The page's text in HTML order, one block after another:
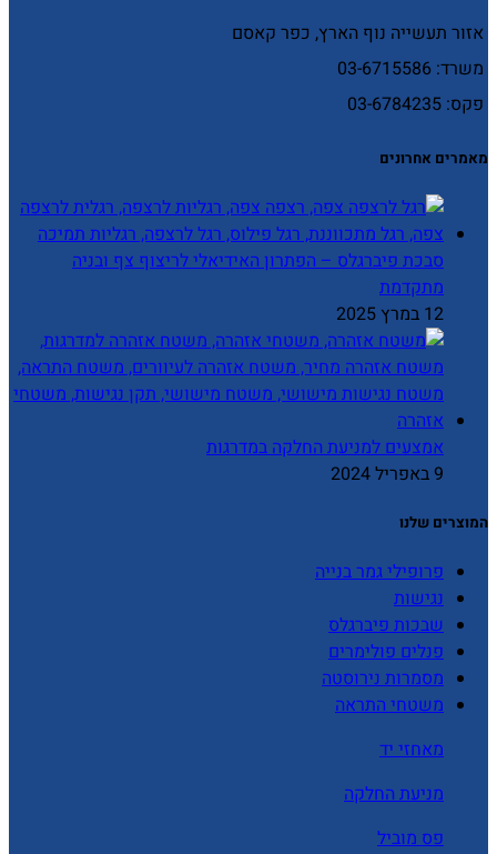
אזור תעשייה נוף הארץ, כפר קאסם
משרד: 03-6715586
פקס: 03-6784235
מאמרים אחרונים
סבכת פיברגלס – הפתרון האידיאלי לריצוף צף ובניה
מתקדמת
12 במרץ 2025
אמצעים למניעת החלקה במדרגות
9 באפריל 2024
המוצרים שלנו
פרופילי גמר בנייה
נגישות
שבכות פיברגלס
פנלים פולימרים
מסמרות נירוסטה
משטחי התראה
מאחזי יד
מניעת החלקה
פס מוביל